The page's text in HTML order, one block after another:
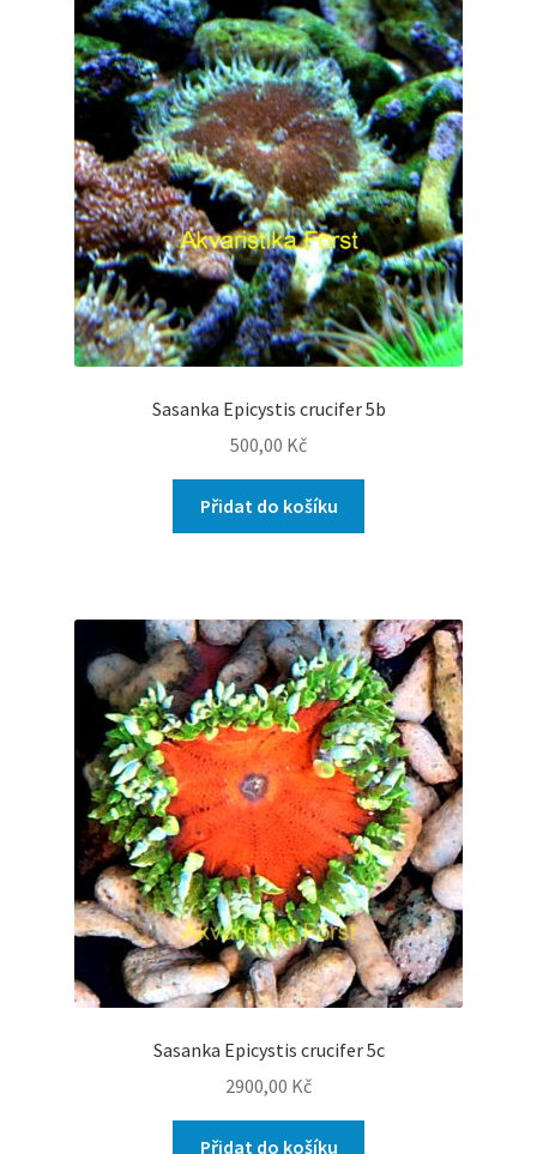
Sasanka Epicystis crucifer 5b
500,00 Kč
Přidat do košíku
Sasanka Epicystis crucifer 5c
2900,00 Kč
Přidat do košíku